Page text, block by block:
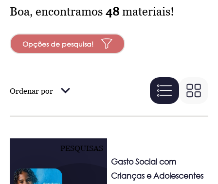
Boa, encontramos 48 materiais!
Opções de pesquisa!
Ordenar por
PESQUISAS
Gasto Social com
Crianças e Adolescentes